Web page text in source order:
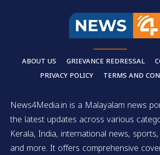
ABOUT US GRIEVANCE REDRESSAL
PRIVACY POLICY
TERMS AND
News4Media.in is a Malayalam news
the latest updates across various
Kerala, India, international news,
and more. It offers comprehensive